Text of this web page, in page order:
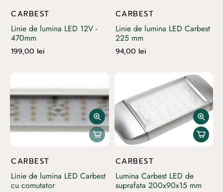
CARBEST
Linie de lumina LED 12V -
470mm
199,00 lei
CARBEST
Linie de lumina LED Carbest
225 mm
94,00 lei
CARBEST
Linie de lumina LED Carbest
cu comutator
CARBEST
Lumina Carbest LED de
suprafata 200x90x15 mm